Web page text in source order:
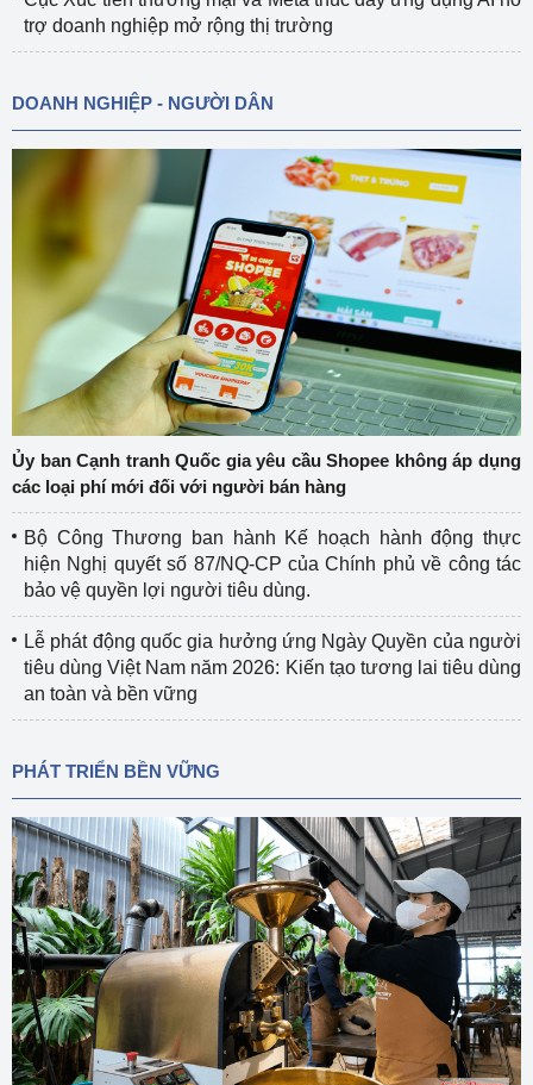
trợ doanh nghiệp mở rộng thị trường
DOANH NGHIỆP - NGƯỜI DÂN
Ủy ban Cạnh tranh Quốc gia yêu cầu Shopee không áp dụng
các loại phí mới đối với người bán hàng
Bộ Công Thương ban hành Kế hoạch hành động thực
hiện Nghị quyết số 87/NQ-CP của Chính phủ về công tác
bảo vệ quyền lợi người tiêu dùng.
Lễ phát động quốc gia hưởng ứng Ngày Quyền của người
tiêu dùng Việt Nam năm 2026: Kiến tạo tương lai tiêu dùng
an toàn và bền vững
PHÁT TRIỂN BỀN VỮNG